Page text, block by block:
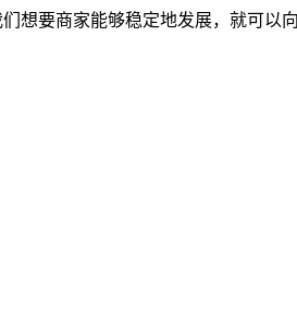
想要商家能够稳定地发展，就可以